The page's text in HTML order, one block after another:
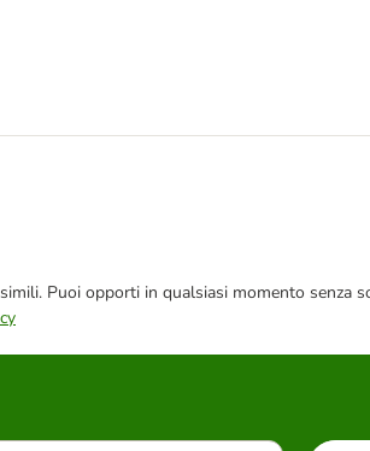
Puoi opporti in qualsiasi momento senza